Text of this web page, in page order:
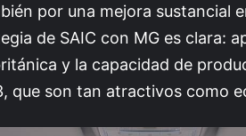
por una mejora sustancial
de SAIC con MG es clara:
y la capacidad de
que son tan atractivos como